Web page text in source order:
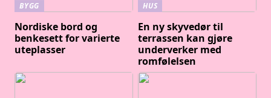
BYGG
Nordiske bord og
benkesett for varierte
uteplasser
HUS
En ny skyvedør til
terrassen kan gjøre
underverker med
romfølelsen